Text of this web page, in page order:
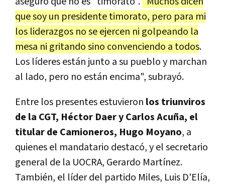
que soy un presidente timorato, pero para mi
los liderazgos no se ejercen ni golpeando la
mesa ni gritando sino convenciendo a todos.
Los líderes están junto a su pueblo y marchan
al lado, pero no están encima", subrayó.
Entre los presentes estuvieron los triunviros
de la CGT, Héctor Daer y Carlos Acuña, el
titular de Camioneros, Hugo Moyano, a
quienes el mandatario destacó, y el secretario
general de la UOCRA, Gerardo Martínez.
También, el líder del partido Miles, Luis D'Elía,